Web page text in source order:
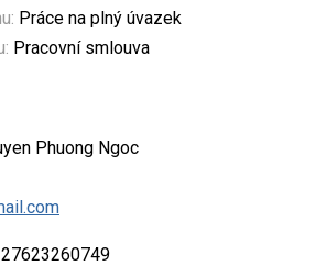
Práce na plný úvazek
Pracovní smlouva
Phuong Ngoc
27623260749